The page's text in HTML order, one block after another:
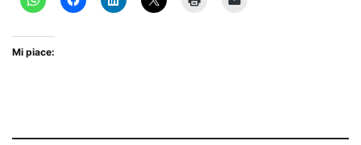
Mi piace: